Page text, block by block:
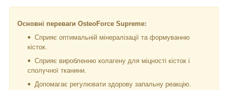
Основні переваги OsteoForce Supreme:
Сприяє оптимальній мінералізації та формуванню
кісток.
Сприяє виробленню колагену для міцності кісток і
сполучної тканини.
Допомагає регулювати здорову запальну реакцію.